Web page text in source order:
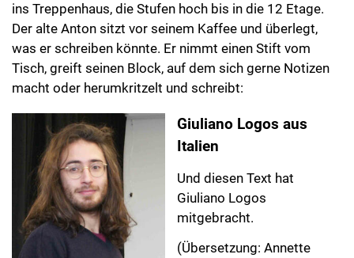
ins Treppenhaus, die Stufen hoch bis in die 12 Etage.
Der alte Anton sitzt vor seinem Kaffee und überlegt,
was er schreiben könnte. Er nimmt einen Stift vom
Tisch, greift seinen Block, auf dem sich gerne Notizen
macht oder herumkritzelt und schreibt:
Giuliano Logos aus
Italien
Und diesen Text hat
Giuliano Logos
mitgebracht.
(Übersetzung: Annette